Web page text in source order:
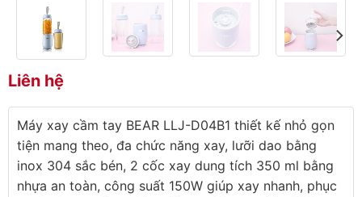
Liên hệ
Máy xay cầm tay BEAR LLJ-D04B1 thiết kế nhỏ gọn
tiện mang theo, đa chức năng xay, lưỡi dao bằng
inox 304 sắc bén, 2 cốc xay dung tích 350 ml bằng
nhựa an toàn, công suất 150W giúp xay nhanh, phục